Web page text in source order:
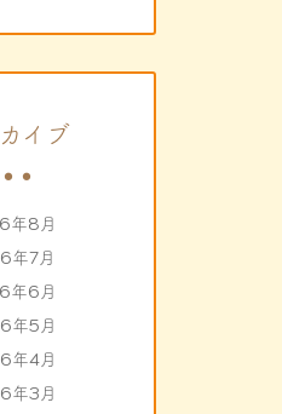
イブ
年8月
年7月
年6月
年5月
年4月
年3月